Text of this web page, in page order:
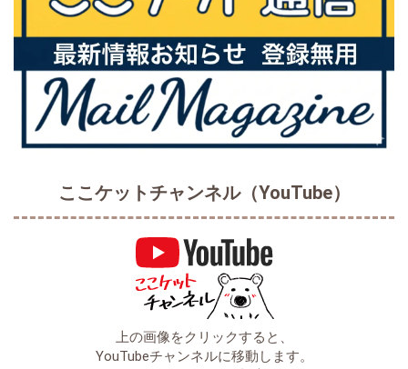
ここケットチャンネル（YouTube）
上の画像をクリックすると、
YouTubeチャンネルに移動します。